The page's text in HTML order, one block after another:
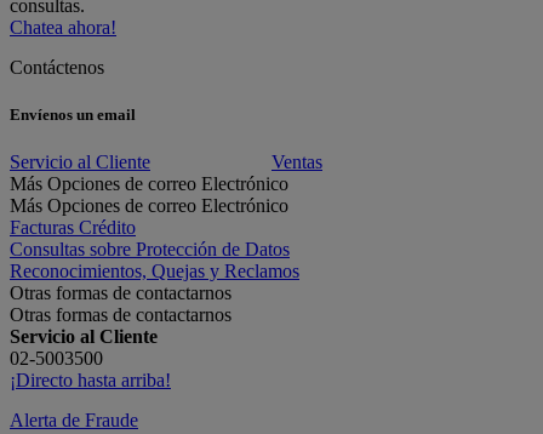
consultas.
Chatea ahora!
Contáctenos
Envíenos un email
Servicio al Cliente
Ventas
Más Opciones de correo Electrónico
Más Opciones de correo Electrónico
Facturas Crédito
Consultas sobre Protección de Datos
Reconocimientos, Quejas y Reclamos
Otras formas de contactarnos
Otras formas de contactarnos
Servicio al Cliente
02-5003500
¡Directo hasta arriba!
Alerta de Fraude